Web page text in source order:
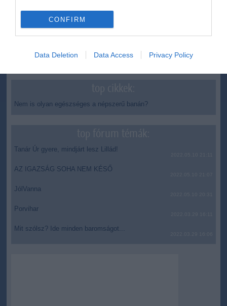
CONFIRM
Data Deletion Data Access Privacy Policy
16:21 Megérkezett az eső a Duna vízgyűjtőjére
14:26
Újabb két gyanúsítottat fogtak el a 600 milliós
ingatlanmaffia ügyében
Vizes Eb - Megvan az első magyar arany, a nyíltvízi úszó
Betlehem Dávid nyerte a kieséses versenyt
Nem is olyan egészséges a népszerű banán?
Tanár Úr gyere, mindjárt lesz Lillád!
AZ IGAZSÁG SOHA NEM KÉSŐ
JólVanna
Porvihar
Mit szólsz? Ide minden baromságot...